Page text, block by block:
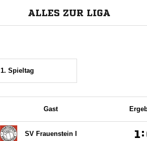
ALLES ZUR LIGA
1. Spieltag
Gast
SV Frauenstein I :